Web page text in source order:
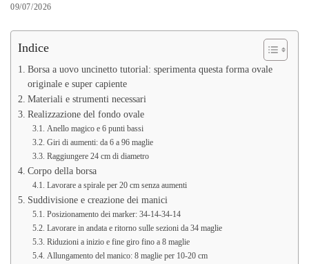
09/07/2026
Indice
Borsa a uovo uncinetto tutorial: sperimenta questa forma ovale
originale e super capiente
Materiali e strumenti necessari
Realizzazione del fondo ovale
Anello magico e 6 punti bassi
Giri di aumenti: da 6 a 96 maglie
Raggiungere 24 cm di diametro
Corpo della borsa
Lavorare a spirale per 20 cm senza aumenti
Suddivisione e creazione dei manici
Posizionamento dei marker: 34-14-34-14
Lavorare in andata e ritorno sulle sezioni da 34 maglie
Riduzioni a inizio e fine giro fino a 8 maglie
Allungamento del manico: 8 maglie per 10-20 cm